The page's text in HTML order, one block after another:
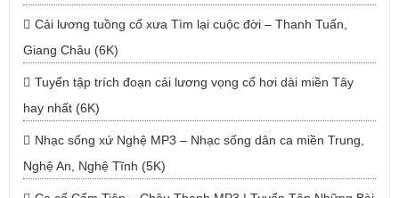
Cải lương tuồng cổ xưa Tìm lại cuộc đời – Thanh Tuấn,
Giang Châu (6K)
Tuyển tập trích đoạn cải lương vọng cổ hơi dài miền Tây
hay nhất (6K)
Nhạc sống xứ Nghệ MP3 – Nhạc sống dân ca miền Trung,
Nghệ An, Nghệ Tĩnh (5K)